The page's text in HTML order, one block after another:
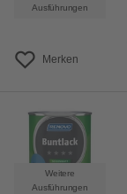
Ausführungen
Merken
Weitere
Ausführungen